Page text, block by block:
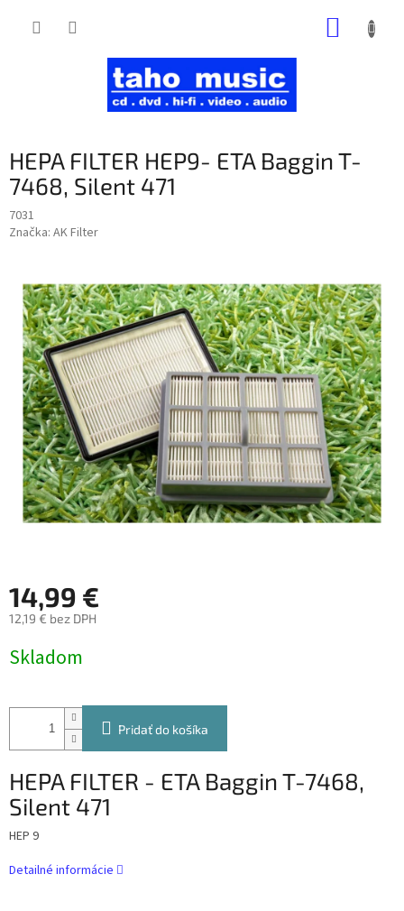
HEPA FILTER HEP9- ETA Baggin T-
7468, Silent 471
7031
Značka: AK Filter
14,99 €
12,19 € bez DPH
cena:
Skladom
Pridať do košíka
HEPA FILTER - ETA Baggin T-7468,
Silent 471
HEP 9
Detailné informácie